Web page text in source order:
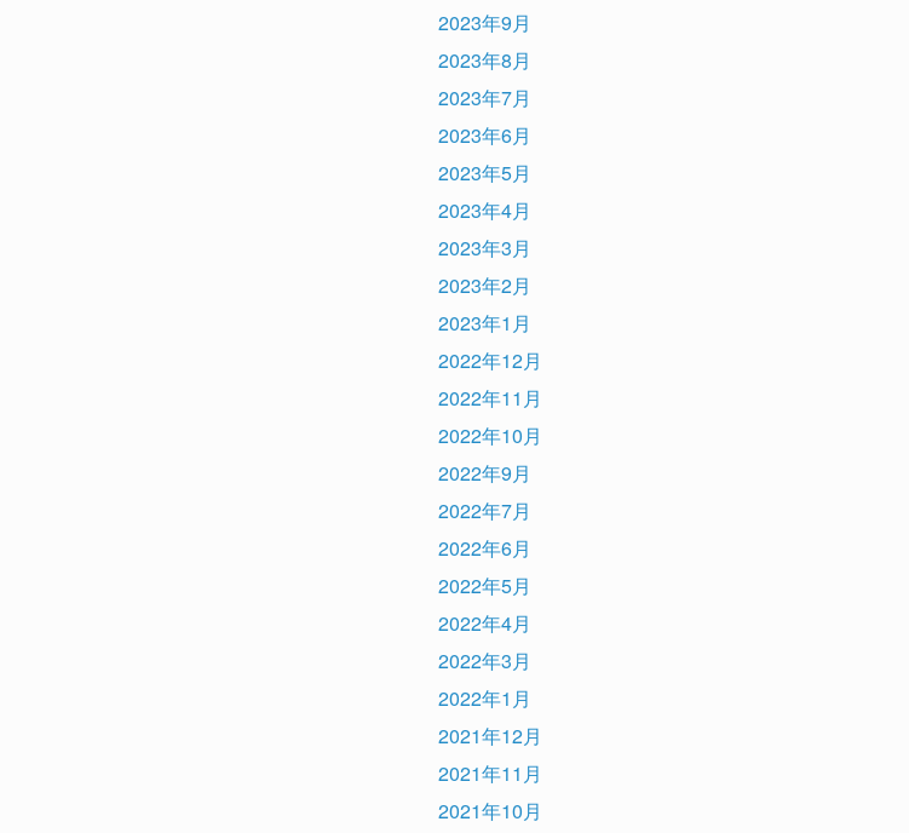
2023年9月
2023年8月
2023年7月
2023年6月
2023年5月
2023年4月
2023年3月
2023年2月
2023年1月
2022年12月
2022年11月
2022年10月
2022年9月
2022年7月
2022年6月
2022年5月
2022年4月
2022年3月
2022年1月
2021年12月
2021年11月
2021年10月